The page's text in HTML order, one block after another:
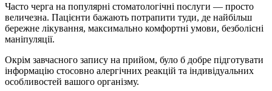
Часто черга на популярні стоматологічні послуги — просто
величезна. Пацієнти бажають потрапити туди, де найбільш
бережне лікування, максимально комфортні умови, безболісні
маніпуляції.
Окрім завчасного запису на прийом, було б добре підготувати
інформацію стосовно алергічних реакцій та індивідуальних
особливостей вашого організму.